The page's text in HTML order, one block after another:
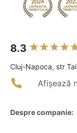
8.3
Cluj-Napoca, str
Afișează
Despre companie: